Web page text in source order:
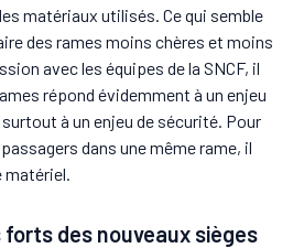
matériaux utilisés. Ce qui semble
des rames moins chères et moins
avec les équipes de la SNCF, il
répond évidemment à un enjeu
à un enjeu de sécurité. Pour
dans une même rame, il
des nouveaux sièges